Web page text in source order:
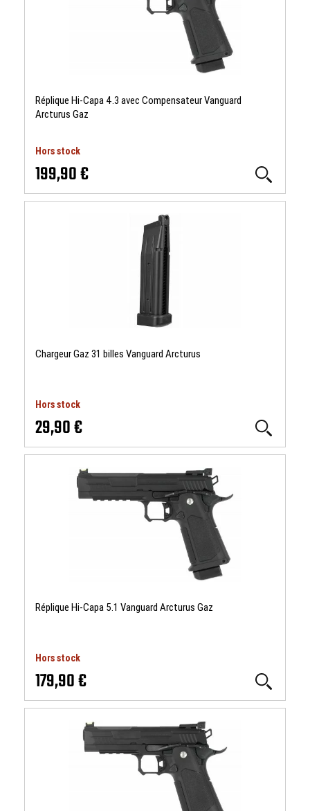
Réplique Hi-Capa 4.3 avec Compensateur Vanguard
Arcturus Gaz
Hors stock
199,90 €
Chargeur Gaz 31 billes Vanguard Arcturus
Hors stock
29,90 €
Réplique Hi-Capa 5.1 Vanguard Arcturus Gaz
Hors stock
179,90 €